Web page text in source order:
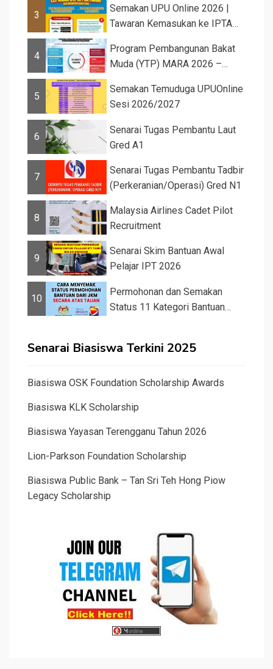
3
Semakan UPU Online 2026 |
Tawaran Kemasukan ke IPTA
4
Program Pembangunan Bakat
Muda (YTP) MARA 2026 –
5
Semakan Temuduga UPUOnline
Sesi 2026/2027
6
Senarai Tugas Pembantu Laut
Gred A1
7
Senarai Tugas Pembantu Tadbir
(Perkeranian/Operasi) Gred N1
8
Malaysia Airlines Cadet Pilot
Recruitment
9
Senarai Skim Bantuan Awal
Pelajar IPT 2026
10
Permohonan dan Semakan
Status 11 Kategori Bantuan
Senarai Biasiswa Terkini 2025
Biasiswa OSK Foundation Scholarship Awards
Biasiswa KLK Scholarship
Biasiswa Yayasan Terengganu Tahun 2026
Lion-Parkson Foundation Scholarship
Biasiswa Public Bank – Tan Sri Teh Hong Piow
Legacy Scholarship